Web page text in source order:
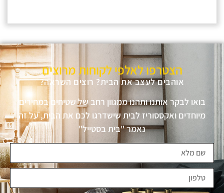
הצטרפו לאלפי לקוחות מרוצים
אוהבים לעצב את הבית? רוצים השראה?
בואו לבקר אותנו ותהנו ממגוון רחב של שטיחים במחירים
מיוחדים ואקססוריז לבית שישדרגו לכם את הבית, על זה
נאמר "בית בסטייל"